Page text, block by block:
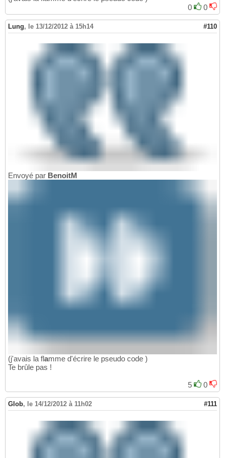
0
0
Lung, le 13/12/2012 à 15h14 #110
Envoyé par BenoitM
(j'avais la flamme d'écrire le pseudo code )
Te brûle pas !
5 0
Glob, le 14/12/2012 à 11h02 #111